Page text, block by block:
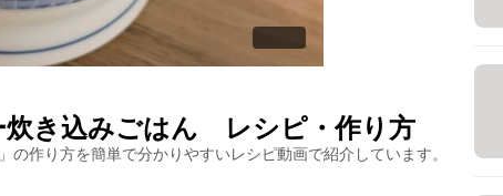
き込みごはん レシピ・作り方
」の作り方を簡単で分かりやすいレシピ動画で紹介しています。